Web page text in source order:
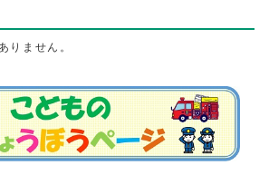
りません。